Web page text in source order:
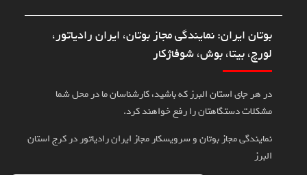
بوتان ایران: نمایندگی مجاز بوتان، ایران رادیاتور،
لورچ، بیتا، بوش، شوفاژکار
در هر جای استان البرز که باشید، کارشناسان ما در محل شما
مشکلات دستگاهتان را رفع خواهند کرد.
نمایندگی مجاز بوتان و سرویسکار مجاز ایران رادیاتور در کرج استان
البرز